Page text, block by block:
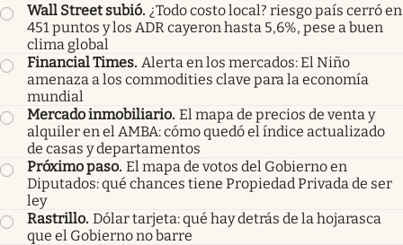
Wall Street subió. ¿Todo costo local? riesgo país cerró en
451 puntos y los ADR cayeron hasta 5,6%, pese a buen
clima global
Financial Times. Alerta en los mercados: El Niño
amenaza a los commodities clave para la economía
mundial
Mercado inmobiliario. El mapa de precios de venta y
alquiler en el AMBA: cómo quedó el índice actualizado
de casas y departamentos
Próximo paso. El mapa de votos del Gobierno en
Diputados: qué chances tiene Propiedad Privada de ser
ley
Rastrillo. Dólar tarjeta: qué hay detrás de la hojarasca
que el Gobierno no barre